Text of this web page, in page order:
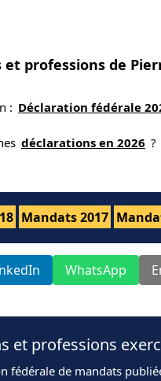
professions de
: Déclaration fédérale
déclarations en 2026 ?
Mandats 2017
WhatsApp
et professions
fédérale de mandats